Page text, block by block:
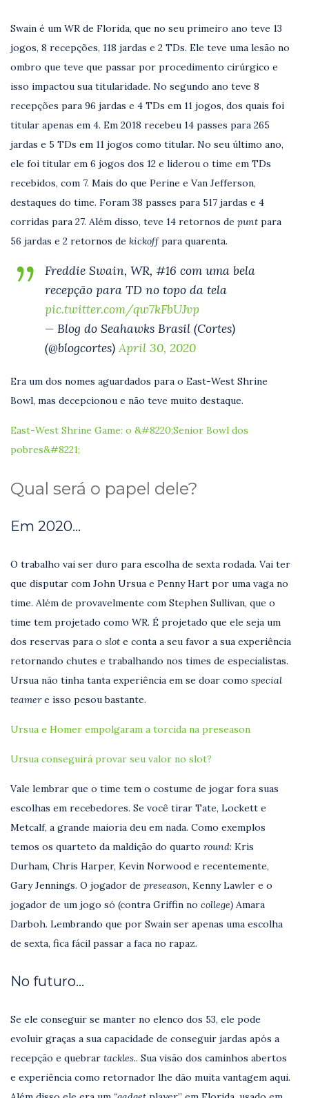
Swain é um WR de Florida, que no seu primeiro ano teve 13
jogos, 8 recepções, 118 jardas e 2 TDs. Ele teve uma lesão no
ombro que teve que passar por procedimento cirúrgico e
isso impactou sua titularidade. No segundo ano teve 8
recepções para 96 jardas e 4 TDs em 11 jogos, dos quais foi
titular apenas em 4. Em 2018 recebeu 14 passes para 265
jardas e 5 TDs em 11 jogos como titular. No seu último ano,
ele foi titular em 6 jogos dos 12 e liderou o time em TDs
recebidos, com 7. Mais do que Perine e Van Jefferson,
destaques do time. Foram 38 passes para 517 jardas e 4
corridas para 27. Além disso, teve 14 retornos de punt para
56 jardas e 2 retornos de kickoffpara quarenta.
Freddie Swain, WR, #16 com uma bela
recepção para TD no topo da tela
pic.twitter.com/qw7kFbUJvp
— Blog do Seahawks Brasil (Cortes)
(@blogcortes)April 30, 2020
Era um dos nomes aguardados para o East-West Shrine
Bowl, mas decepcionou e não teve muito destaque.
East-West Shrine Game: o &#8220;Senior Bowl dos
pobres&#8221;
Qual será o papel dele?
Em 2020…
O trabalho vai ser duro para escolha de sexta rodada. Vai ter
que disputar com John Ursua e Penny Hart por uma vaga no
time. Além de provavelmente com Stephen Sullivan, que o
time tem projetado como WR. É projetado que ele seja um
dos reservas para o slot e conta a seu favor a sua experiência
retornando chutes e trabalhando nos times de especialistas.
Ursua não tinha tanta experiência em se doar como special
teamere isso pesou bastante.
Ursua e Homer empolgaram a torcida na preseason
Ursua conseguirá provar seu valor no slot?
Vale lembrar que o time tem o costume de jogar fora suas
escolhas em recebedores. Se você tirar Tate, Lockett e
Metcalf, a grande maioria deu em nada. Como exemplos
temos os quarteto da maldição do quarto round: Kris
Durham, Chris Harper, Kevin Norwood e recentemente,
Gary Jennings. O jogador de preseason, Kenny Lawler e o
jogador de um jogo só (contra Griffin no college) Amara
Darboh. Lembrando que por Swain ser apenas uma escolha
de sexta, fica fácil passar a faca no rapaz.
No futuro…
Se ele conseguir se manter no elenco dos 53, ele pode
evoluir graças a sua capacidade de conseguir jardas após a
recepção e quebrar tackles.. Sua visão dos caminhos abertos
e experiência como retornador lhe dão muita vantagem aqui.